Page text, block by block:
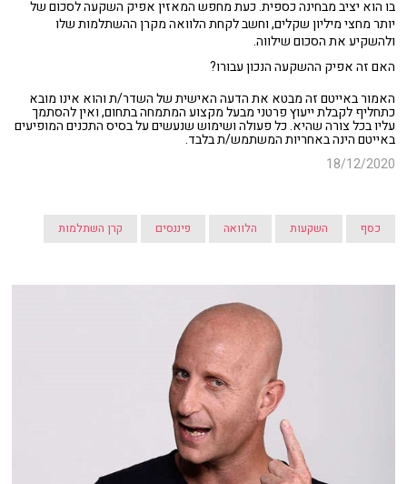
בו הוא יציב מבחינה כספית. כעת מחפש המאזין אפיק השקעה לסכום של
יותר מחצי מיליון שקלים, וחשב לקחת הלוואה מקרן ההשתלמות שלו
ולהשקיע את הסכום שילווה.
האם זה אפיק ההשקעה הנכון עבורו?
האמור באייטם זה מבטא את הדעה האישית של השדר/ת והוא אינו מובא
כתחליף לקבלת ייעוץ פרטני מבעל מקצוע המתמחה בתחום, ואין להסתמך
עליו בכל צורה שהיא. כל פעולה ושימוש שנעשים על בסיס התכנים המופיעים
באייטם הינה באחריות המשתמש/ת בלבד.
18/12/2020
כסף השקעות הלוואה פיננסים קרן השתלמות